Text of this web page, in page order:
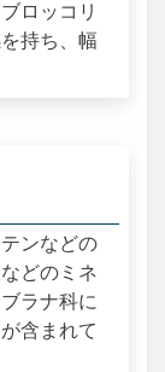
ロッコリ
持ち、幅
ンなどの
どのミネ
ラナ科に
含まれて